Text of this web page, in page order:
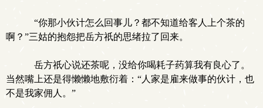
“你那小伙计怎么回事儿？都不知道给客人上个茶的
啊？”三姑的抱怨把岳方祇的思绪拉了回来。
岳方祇心说还茶呢，没给你喝耗子药算我有良心了。
当然嘴上还是得懒懒地敷衍着：“人家是雇来做事的伙计，也
不是我家佣人。”